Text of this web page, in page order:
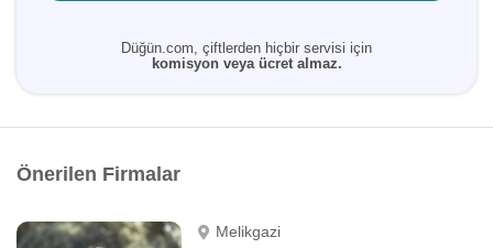
Düğün.com, çiftlerden hiçbir servisi için
komisyon veya ücret almaz.
Önerilen Firmalar
Melikgazi